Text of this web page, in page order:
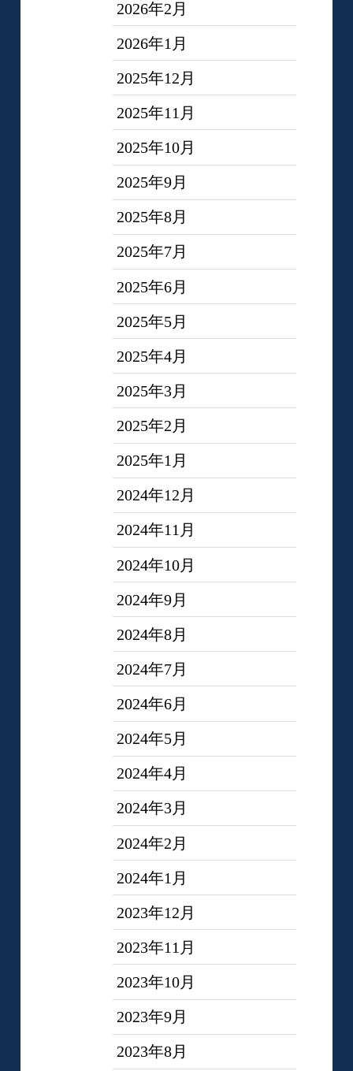
2026年2月
2026年1月
2025年12月
2025年11月
2025年10月
2025年9月
2025年8月
2025年7月
2025年6月
2025年5月
2025年4月
2025年3月
2025年2月
2025年1月
2024年12月
2024年11月
2024年10月
2024年9月
2024年8月
2024年7月
2024年6月
2024年5月
2024年4月
2024年3月
2024年2月
2024年1月
2023年12月
2023年11月
2023年10月
2023年9月
2023年8月